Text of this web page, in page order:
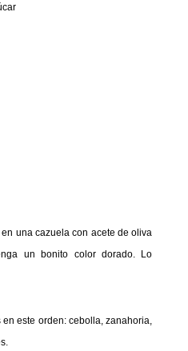
una cazuela con acete de oliva
un bonito color dorado. Lo
este orden: cebolla, zanahoria,